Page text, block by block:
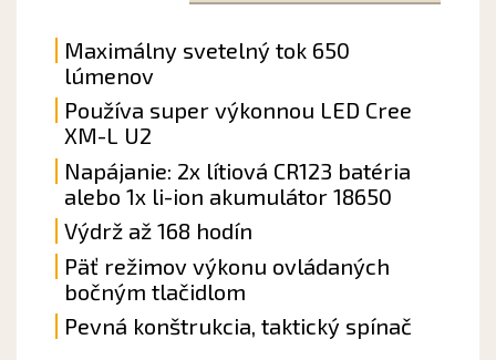
Maximálny svetelný tok 650
lúmenov
Používa super výkonnou LED Cree
XM-L U2
Napájanie: 2x lítiová CR123 batéria
alebo 1x li-ion akumulátor 18650
Výdrž až 168 hodín
Päť režimov výkonu ovládaných
bočným tlačidlom
Pevná konštrukcia, taktický spínač